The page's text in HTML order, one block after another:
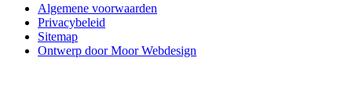
Algemene voorwaarden
Privacybeleid
Sitemap
Ontwerp door Moor Webdesign